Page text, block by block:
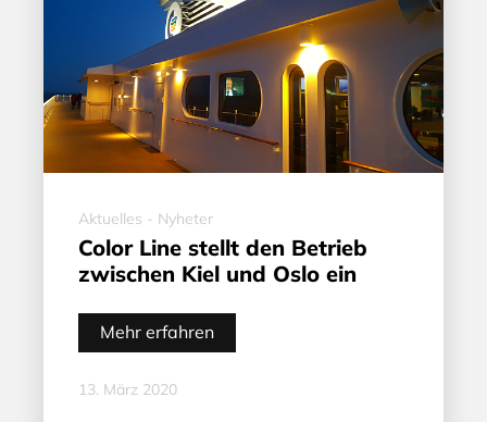
Aktuelles - Nyheter
Color Line stellt den Betrieb
zwischen Kiel und Oslo ein
Mehr erfahren
13. März 2020